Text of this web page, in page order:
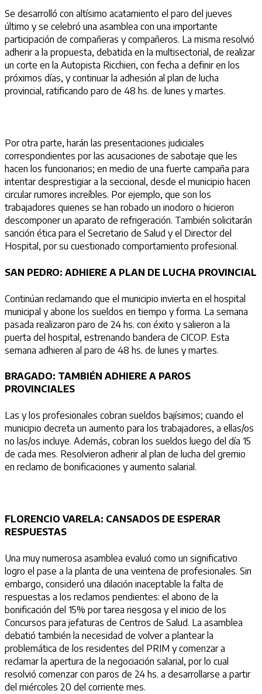
Se desarrolló con altísimo acatamiento el paro del jueves
último y se celebró una asamblea con una importante
participación de compañeras y compañeros. La misma resolvió
adherir a la propuesta, debatida en la multisectorial, de realizar
un corte en la Autopista Ricchieri, con fecha a definir en los
próximos días, y continuar la adhesión al plan de lucha
provincial, ratificando paro de 48 hs. de lunes y martes.
Por otra parte, harán las presentaciones judiciales
correspondientes por las acusaciones de sabotaje que les
hacen los funcionarios; en medio de una fuerte campaña para
intentar desprestigiar a la seccional, desde el municipio hacen
circular rumores increíbles. Por ejemplo, que son los
trabajadores quienes se han robado un inodoro o hicieron
descomponer un aparato de refrigeración. También solicitarán
sanción ética para el Secretario de Salud y el Director del
Hospital, por su cuestionado comportamiento profesional.
SAN PEDRO: ADHIERE A PLAN DE LUCHA PROVINCIAL
Continúan reclamando que el municipio invierta en el hospital
municipal y abone los sueldos en tiempo y forma. La semana
pasada realizaron paro de 24 hs. con éxito y salieron a la
puerta del hospital, estrenando bandera de CICOP. Esta
semana adhieren al paro de 48 hs. de lunes y martes.
BRAGADO: TAMBIÉN ADHIERE A PAROS
PROVINCIALES
Las y los profesionales cobran sueldos bajísimos; cuando el
municipio decreta un aumento para los trabajadores, a ellas/os
no las/os incluye. Además, cobran los sueldos luego del día 15
de cada mes. Resolvieron adherir al plan de lucha del gremio
en reclamo de bonificaciones y aumento salarial.
FLORENCIO VARELA: CANSADOS DE ESPERAR
RESPUESTAS
Una muy numerosa asamblea evaluó como un significativo
logro el pase a la planta de una veintena de profesionales. Sin
embargo, consideró una dilación inaceptable la falta de
respuestas a los reclamos pendientes: el abono de la
bonificación del 15% por tarea riesgosa y el inicio de los
Concursos para jefaturas de Centros de Salud. La asamblea
debatió también la necesidad de volver a plantear la
problemática de los residentes del PRIM y comenzar a
reclamar la apertura de la negociación salarial, por lo cual
resolvió comenzar con paros de 24 hs. a desarrollarse a partir
del miércoles 20 del corriente mes.